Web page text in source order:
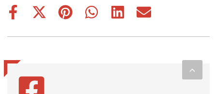
Share
Share
(Twitter)
Share
Share
Share
Share